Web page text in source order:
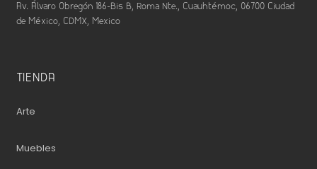
Av. Álvaro Obregón 186-Bis B, Roma Nte., Cuauhtémoc, 06700 Ciudad
de México, CDMX, Mexico
TIENDA
Arte
Muebles